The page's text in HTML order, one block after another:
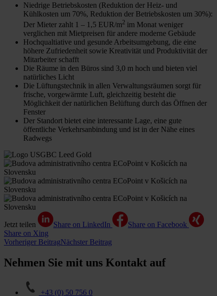
Niedrige Betriebskosten (Reduktion der Heiz- und
Kühlkosten um 70%, Reduktion der Betriebskosten um 30%):
Der Mieter zahlt 1 – 1,5 EUR/m2 im Monat weniger
verglichen mit Mietpreisen für andere moderne Gebäude
Hochqualtiative und gesunde Arbeitsumgebung, die eine
höhere Zufriedenheit sowie Kreativität und Produktivität der
Mitarbeiter schafft
Die Räume in den Büros sind 3,0 m hoch und bieten viel
natürliches Licht
Die Lüftungstechnik in allen Verwaltungsräumen sorgt für
frische, vorgewärmte Luft, gleichzeitig besteht die
Möglichkeit der natürlichen Belüftung durch das Öffnen der
Fenster
Der Standort bietet eine interessante Lage, eine gute
öffentliche Verkehrsanbindung und ist in der Nähe eines
Radwegs
Jetzt teilen Share on LinkedIn
Share on Facebook
Share on Xing
Vorheriger BeitragNächster Beitrag
Nehmen Sie mit uns Kontakt auf
+43 (0) 50 756 0